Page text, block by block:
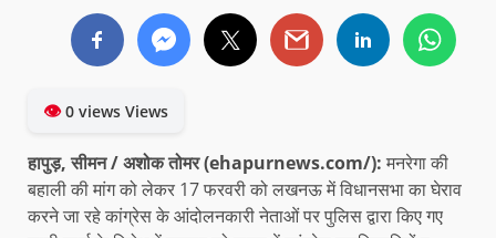
👁0 views Views
हापुड़, सीमन / अशोक तोमर (ehapurnews.com/): मनरेगा की
बहाली की मांग को लेकर 17 फरवरी को लखनऊ में विधानसभा का घेराव
करने जा रहे कांग्रेस के आंदोलनकारी नेताओं पर पुलिस द्वारा किए गए